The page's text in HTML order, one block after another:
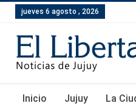
jueves 6 agosto , 2026
Inicio Jujuy La